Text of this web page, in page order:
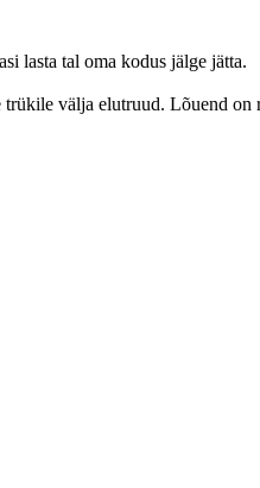
lasta tal oma kodus jälge jätta.
välja elutruud. Lõuend